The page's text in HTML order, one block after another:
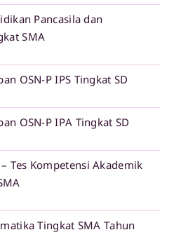
Pancasila dan
SMA
OSN-P IPS Tingkat SD
OSN-P IPA Tingkat SD
Tes Kompetensi Akademik
Tingkat SMA Tahun